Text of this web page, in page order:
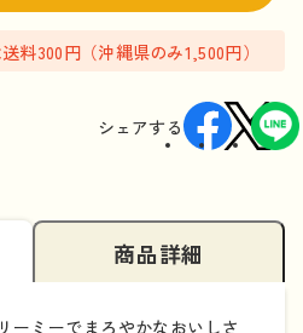
料300円（沖縄県のみ1,500円）
シェアする
商品詳細
ーミーでまろやかなおいしさ